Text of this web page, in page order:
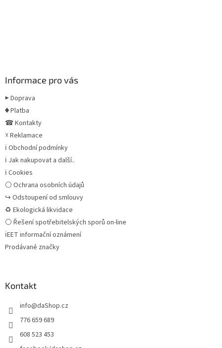
Informace pro vás
▶ Doprava
♦ Platba
☎ Kontakty
☓ Reklamace
ℹ Obchodní podmínky
ℹ Jak nakupovat a další..
ℹ Cookies
⚪ Ochrana osobních údajů
↪ Odstoupení od smlouvy
♻ Ekologická likvidace
⚪ Řešení spotřebitelských sporů on-line
ℹEET informační oznámení
Prodávané značky
Kontakt
info@daShop.cz
776 659 689
608 523 453